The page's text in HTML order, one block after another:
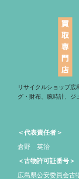
リサイクルショップ広
グ・財布、腕時計、ジ
＜代表責任者＞
倉野 英治
＜古物許可証番号＞
広島県公安委員会古